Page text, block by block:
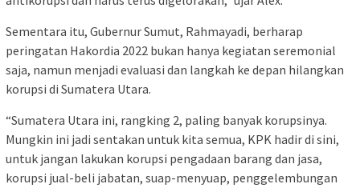
Sementara itu, Gubernur Sumut, Rahmayadi, berharap
peringatan Hakordia 2022 bukan hanya kegiatan seremonial
saja, namun menjadi evaluasi dan langkah ke depan hilangkan
korupsi di Sumatera Utara.
“Sumatera Utara ini, rangking 2, paling banyak korupsinya.
Mungkin ini jadi sentakan untuk kita semua, KPK hadir di sini,
untuk jangan lakukan korupsi pengadaan barang dan jasa,
korupsi jual-beli jabatan, suap-menyuap, penggelembungan